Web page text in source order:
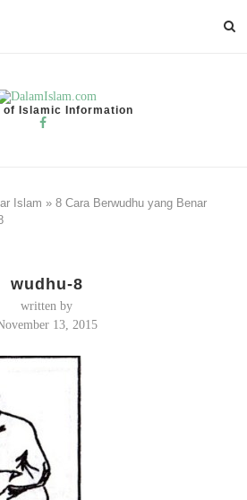
of Islamic Information
Islam » 8 Cara Berwudhu yang Benar
wudhu-8
written by
13, 2015